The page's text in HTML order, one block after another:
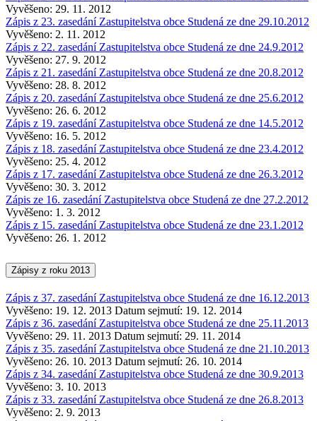
Vyvěšeno: 29. 11. 2012
Zápis z 23. zasedání Zastupitelstva obce Studená ze dne 29.10.2012
Vyvěšeno: 2. 11. 2012
Zápis z 22. zasedání Zastupitelstva obce Studená ze dne 24.9.2012
Vyvěšeno: 27. 9. 2012
Zápis z 21. zasedání Zastupitelstva obce Studená ze dne 20.8.2012
Vyvěšeno: 28. 8. 2012
Zápis z 20. zasedání Zastupitelstva obce Studená ze dne 25.6.2012
Vyvěšeno: 26. 6. 2012
Zápis z 19. zasedání Zastupitelstva obce Studená ze dne 14.5.2012
Vyvěšeno: 16. 5. 2012
Zápis z 18. zasedání Zastupitelstva obce Studená ze dne 23.4.2012
Vyvěšeno: 25. 4. 2012
Zápis z 17. zasedání Zastupitelstva obce Studená ze dne 26.3.2012
Vyvěšeno: 30. 3. 2012
Zápis ze 16. zasedání Zastupitelstva obce Studená ze dne 27.2.2012
Vyvěšeno: 1. 3. 2012
Zápis z 15. zasedání Zastupitelstva obce Studená ze dne 23.1.2012
Vyvěšeno: 26. 1. 2012
Zápisy z roku 2013
Zápis z 37. zasedání Zastupitelstva obce Studená ze dne 16.12.2013
Vyvěšeno: 19. 12. 2013 Datum sejmutí: 19. 12. 2014
Zápis z 36. zasedání Zastupitelstva obce Studená ze dne 25.11.2013
Vyvěšeno: 29. 11. 2013 Datum sejmutí: 29. 11. 2014
Zápis z 35. zasedání Zastupitelstva obce Studená ze dne 21.10.2013
Vyvěšeno: 26. 10. 2013 Datum sejmutí: 26. 10. 2014
Zápis z 34. zasedání Zastupitelstva obce Studená ze dne 30.9.2013
Vyvěšeno: 3. 10. 2013
Zápis z 33. zasedání Zastupitelstva obce Studená ze dne 26.8.2013
Vyvěšeno: 2. 9. 2013